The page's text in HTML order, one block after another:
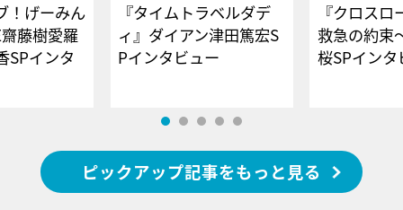
！げーみん
藤樹愛羅
SPインタ
『タイムトラベルダデ
ィ』ダイアン津田篤宏S
Pインタビュー
『クロス
救急の約束
桜SPイ
ピックアップ記事をもっと見る